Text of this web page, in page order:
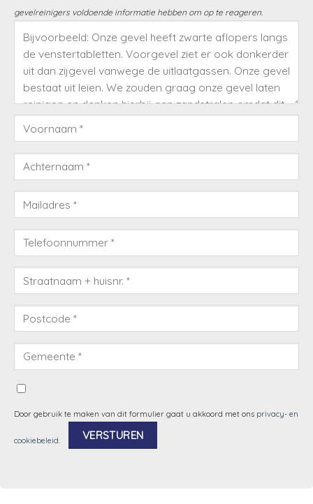
gevelreinigers voldoende informatie hebben om op te reageren.
Door gebruik te maken van dit formulier gaat u akkoord met ons privacy- en
cookiebeleid.